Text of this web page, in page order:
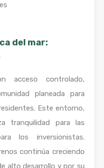
del mar:
acceso controlado,
planeada para
Este entorno,
tranquilidad para las
los inversionistas.
continúa creciendo
alto desarrollo y por su